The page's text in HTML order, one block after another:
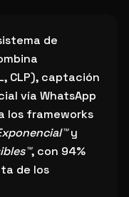
para
de
CLP), captación
vía WhatsApp
los frameworks
y
, con 94%
de los